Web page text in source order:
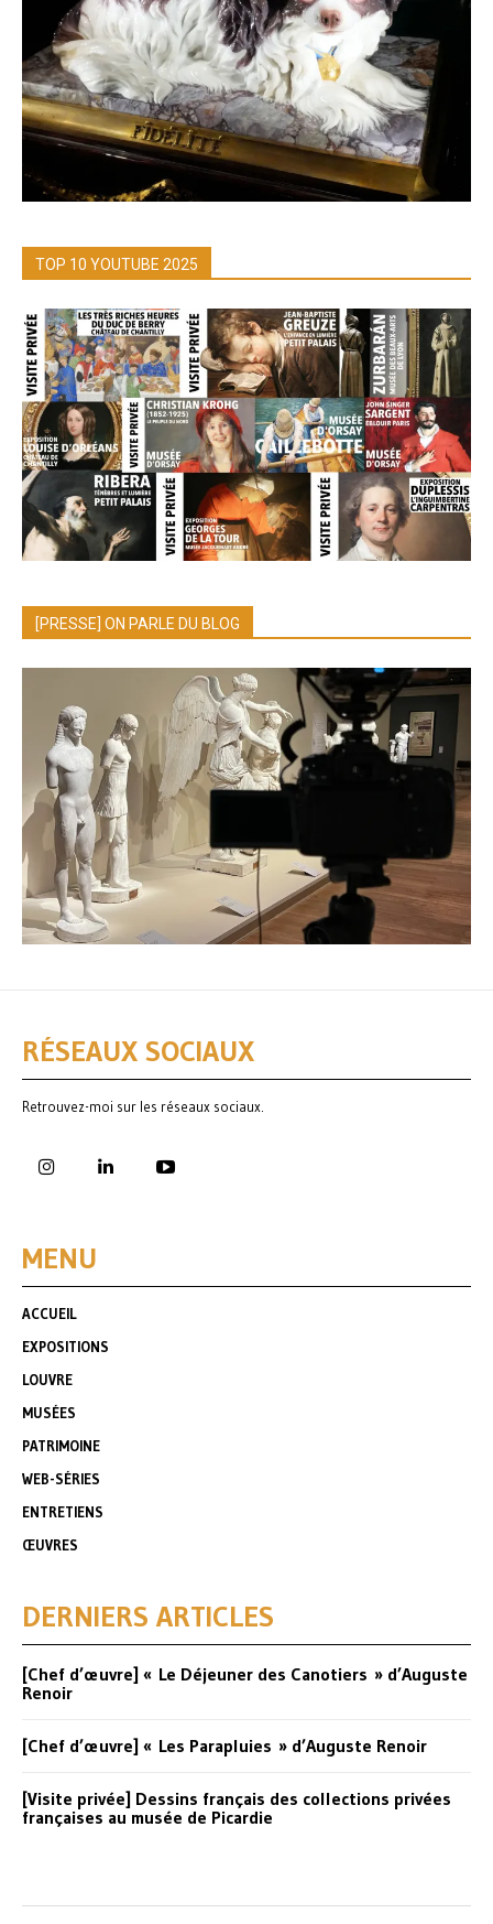
TOP 10 YOUTUBE 2025
[PRESSE] ON PARLE DU BLOG
RÉSEAUX SOCIAUX
Retrouvez-moi sur les réseaux sociaux.
MENU
ACCUEIL
EXPOSITIONS
LOUVRE
MUSÉES
PATRIMOINE
WEB-SÉRIES
ENTRETIENS
ŒUVRES
DERNIERS ARTICLES
[Chef d’œuvre] « Le Déjeuner des Canotiers » d’Auguste
Renoir
[Chef d’œuvre] « Les Parapluies » d’Auguste Renoir
[Visite privée] Dessins français des collections privées
françaises au musée de Picardie